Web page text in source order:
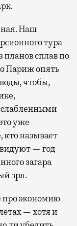
Наш
тура
планов сплав по
Париж опять
чтобы,
уже
кто называет
— год
загара
зря.
про экономию
— хотя и